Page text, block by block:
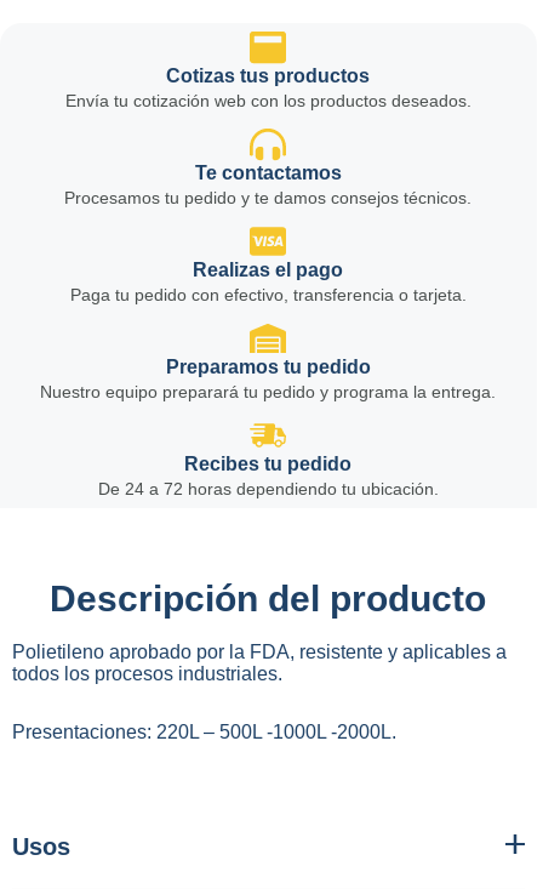
Cotizas tus productos
Envía tu cotización web con los productos deseados.
Te contactamos
Procesamos tu pedido y te damos consejos técnicos.
Realizas el pago
Paga tu pedido con efectivo, transferencia o tarjeta.
Preparamos tu pedido
Nuestro equipo preparará tu pedido y programa la entrega.
Recibes tu pedido
De 24 a 72 horas dependiendo tu ubicación.
Descripción del producto
Polietileno aprobado por la FDA, resistente y aplicables a
todos los procesos industriales.
Presentaciones: 220L – 500L -1000L -2000L.
Usos